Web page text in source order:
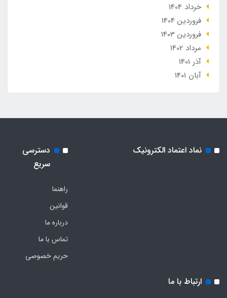
خرداد 1404
فروردین 1404
فروردین 1403
مرداد 1402
آذر 1401
آبان 1401
نماد اعتماد الکترونیک
دسترسی
سریع
راهنما
قوانین
درباره ما
تماس با ما
حریم خصوصی
ارتباط با ما